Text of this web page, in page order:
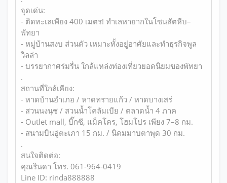
จุดเด่น:
- ติดทะเลเพียง 400 เมตร! ทำเลหายากในโซนสัตหีบ–
พัทยา
- หมู่บ้านสงบ ส่วนตัว เหมาะทั้งอยู่อาศัยและทำธุรกิจพูล
วิลล่า
- บรรยากาศร่มรื่น ใกล้แหล่งท่องเที่ยวยอดนิยมของพัทยา
.
สถานที่ใกล้เคียง:
- หาดบ้านอำเภอ / หาดทรายแก้ว / หาดบางเสร่
- สวนนงนุช / สวนน้ำโคลัมเบีย / ตลาดน้ำ 4 ภาค
- Outlet mall, บิ๊กซี, แม็คโคร, โฮมโปร เพียง 7–8 กม.
- สนามบินอู่ตะเภา 15 กม. / นิคมมาบตาพุด 30 กม.
.
สนใจติดต่อ:
คุณรินดา โทร. 061-964-0419
Line ID: rinda888888